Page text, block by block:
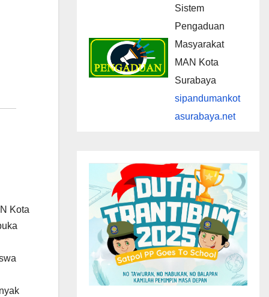
Kota
Sistem
Pengaduan
Masyarakat
MAN Kota
Surabaya
sipandumankot
asurabaya.net